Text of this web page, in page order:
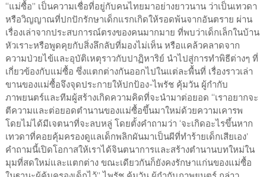
“แม่ซื้อ” เป็นความเชื่อที่อยู่กับคนไทยมาอย่างยาวนาน ว่าเป็นเทวดา
หรือวิญญาณที่ปกปักรักษาเด็กแรกเกิดให้รอดพ้นจากอันตราย ผ่าน
เรื่องเล่าจากประสบการณ์ตรงของคนมากมาย ที่พบว่าเด็กเล็กในบ้าน
หัวเราะหรือพูดคุยกับสิ่งลึกลับที่มองไม่เห็น หรือแคล้วคลาดจาก
ความป่วยไข้และอุบัติเหตุราวกับปาฏิหาริย์ นำไปสู่การทำพิธีต่างๆ ที่
เกี่ยวข้องกับแม่ซื้อ ซึ่งแตกต่างกันออกไปในแต่ละพื้นที่ เรื่องราวเล่า
ขานของแม่ซื้อจึงจุดประกายให้ปกป้อง-ไพรัช คุ้มวัน ผู้กำกับ
ภาพยนตร์และทีมผู้สร้างเกิดความคิดที่จะนำมาต่อยอด “เราอยากจะ
ตีความและต่อยอดตำนานของแม่ซื้อขึ้นมาใหม่ด้วยความเคารพ
โดยไม่ได้มีเจตนาที่จะลบหลู่ โดยตั้งคำถามว่า ‘จะเกิดอะไรขึ้นหาก
เทวดาที่คอยคุ้มครองดูแลเด็กพลิกผันมาเป็นผีที่ทำร้ายเด็กเสียเอง’
คำถามนี้เปิดโอกาสให้เราได้จินตนาการและสร้างตำนานบทใหม่ใน
มุมที่สดใหม่และแตกต่าง ขณะเดียวกันก็ยังคงรักษาแก่นของแม่ซื้อ